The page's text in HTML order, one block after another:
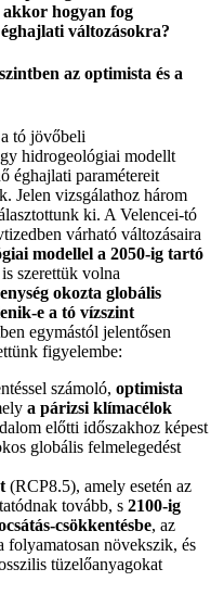
akkor hogyan fog
változásokra?
az optimista és a
tó jövőbeli
hidrogeológiai modellt
éghajlati paramétereit
Jelen vizsgálathoz három
ki. A Velencei-tó
várható változásaira
modellel a 2050-ig tartó
szerettük volna
okozta globális
e a tó vízszint
egymástól jelentősen
figyelembe:
számoló, optimista
a párizsi klímacélok
előtti időszakhoz képest
globális felmelegedést
(RCP8.5), amely esetén az
tovább, s 2100-ig
csökkentésbe, az
folyamatosan növekszik, és
tüzelőanyagokat